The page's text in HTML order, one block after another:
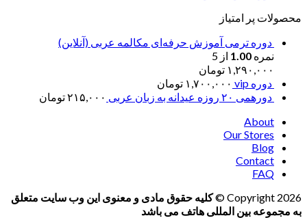
محصولات پر امتیاز
دوره ترمی آموزش حرفه‌ای مکالمه عربی (آنلاین)
نمره 1.00 از 5
۱,۲۹۰,۰۰۰ تومان
دوره vip
۱,۷۰۰,۰۰۰ تومان
دورهمی ۲۰ روزه عیدانه به زبان عربی
۲۱۵,۰۰۰تومان
About
Our Stores
Blog
Contact
FAQ
Copyright 2026 ©
کلیه حقوق مادی و معنوی این وب سایت متعلق
به مجموعه بین المللی هاتف می باشد